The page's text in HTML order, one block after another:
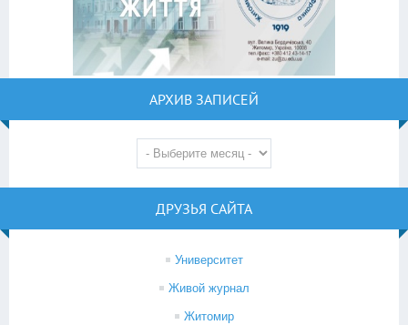
АРХИВ ЗАПИСЕЙ
ДРУЗЬЯ САЙТА
Университет
Живой журнал
Житомир